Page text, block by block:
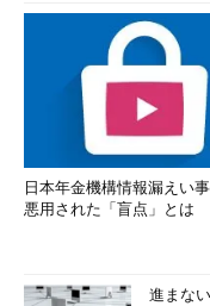
日本年金機構情報漏えい
悪用された「盲点」とは
進まな